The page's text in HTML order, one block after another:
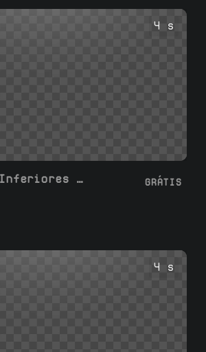
.mp4 em 1080p com
4 s
Terceiros Inferiores de Mídia Social L GRÁTIS
4 s